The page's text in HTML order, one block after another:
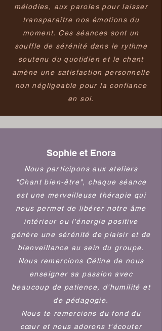
mélodies, aux paroles pour laisser
transparaître nos émotions du
moment. Ces séances sont un
souffle de sérénité dans le rythme
soutenu du quotidien et le chant
amène une satisfaction personnelle
non négligeable pour la confiance
en soi.
Sophie et Enora
Nous participons aux ateliers
"Chant bien-être", chaque séance
est une merveilleuse thérapie qui
nous permet de libérer notre âme
intérieur ou l'énergie positive
génère une sérénité de plaisir et de
bienveillance au sein du groupe.
Nous remercions Céline de nous
enseigner sa passion avec
beaucoup de patience, d'humilité et
de pédagogie.
Nous te remercions du fond du
cœur et nous adorons t'écouter